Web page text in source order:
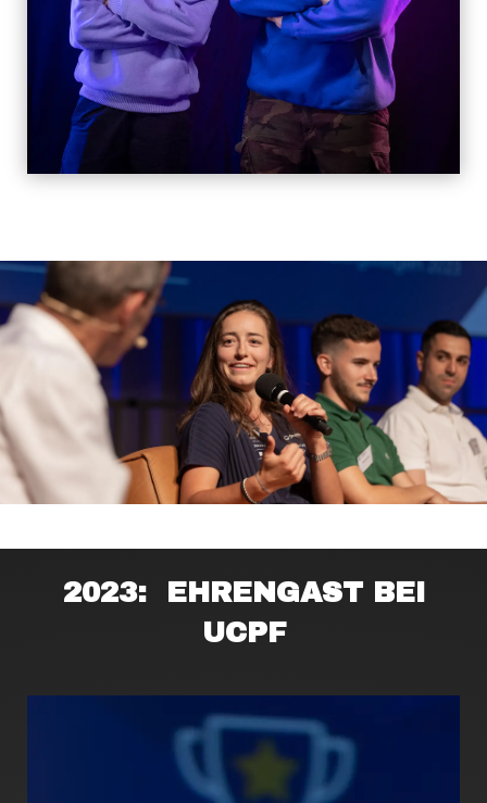
2023: EHRENGAST BEI
UCPF